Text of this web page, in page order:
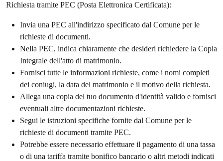
Richiesta tramite PEC (Posta Elettronica Certificata):
Invia una PEC all'indirizzo specificato dal Comune per le
richieste di documenti.
Nella PEC, indica chiaramente che desideri richiedere la Copia
Integrale dell'atto di matrimonio.
Fornisci tutte le informazioni richieste, come i nomi completi
dei coniugi, la data del matrimonio e il motivo della richiesta.
Allega una copia del tuo documento d'identità valido e fornisci
eventuali altre documentazioni richieste.
Segui le istruzioni specifiche fornite dal Comune per le
richieste di documenti tramite PEC.
Potrebbe essere necessario effettuare il pagamento di una tassa
o di una tariffa tramite bonifico bancario o altri metodi indicati